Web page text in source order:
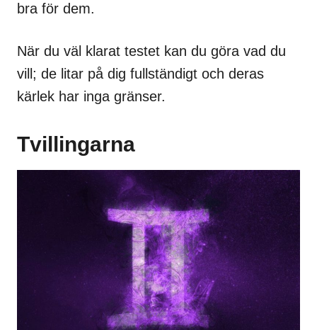
bra för dem.
När du väl klarat testet kan du göra vad du
vill; de litar på dig fullständigt och deras
kärlek har inga gränser.
Tvillingarna